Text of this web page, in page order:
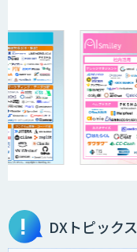
DXトピックス